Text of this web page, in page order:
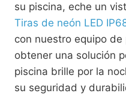
su piscina, eche un
Tiras de neón LED
con nuestro equipo
obtener una solución
piscina brille por la
su seguridad y